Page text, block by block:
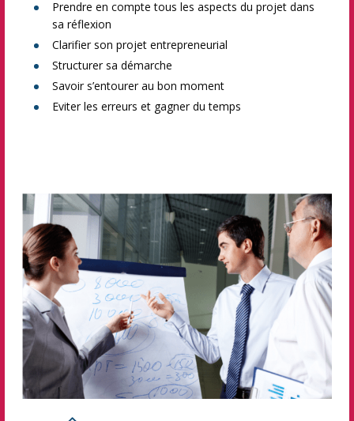
Prendre en compte tous les aspects du projet dans
sa réflexion
Clarifier son projet entrepreneurial
Structurer sa démarche
Savoir s’entourer au bon moment
Eviter les erreurs et gagner du temps